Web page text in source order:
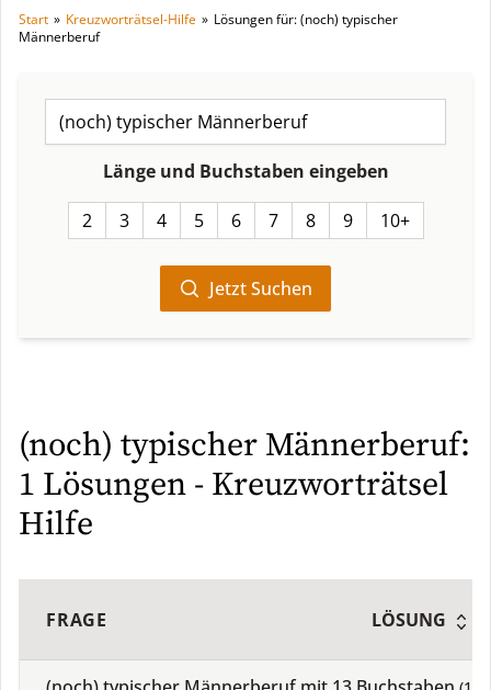
Start » Kreuzworträtsel-Hilfe » Lösungen für: (noch) typischer
Männerberuf
Länge und Buchstaben eingeben
2 3 4 5 6 7 8 9 10+
Jetzt Suchen
(noch) typischer Männerberuf:
1 Lösungen - Kreuzworträtsel
Hilfe
FRAGE LÖSUNG